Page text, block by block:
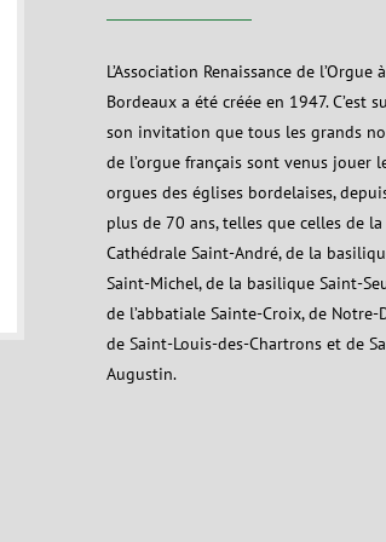
L’Association Renaissance de l’Orgue à
Bordeaux a été créée en 1947. C’est
son invitation que tous les grands
de l’orgue français sont venus jouer
orgues des églises bordelaises,
plus de 70 ans, telles que celles de la
Cathédrale Saint-André, de la
Saint-Michel, de la basilique Saint-
de l’abbatiale Sainte-Croix, de Notre-
de Saint-Louis-des-Chartrons et de
Augustin.